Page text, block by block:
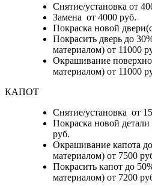
Снятие/установка от
Замена от 4000 руб.
Покраска новой
Покрасить дверь до
материалом) от 11000
Окрашивание
материалом) от 11000
КАПОТ
Снятие/установка от
Покраска новой
руб.
Окрашивание капота
материалом) от 7500
Покрасить капот до
материалом) от 7200